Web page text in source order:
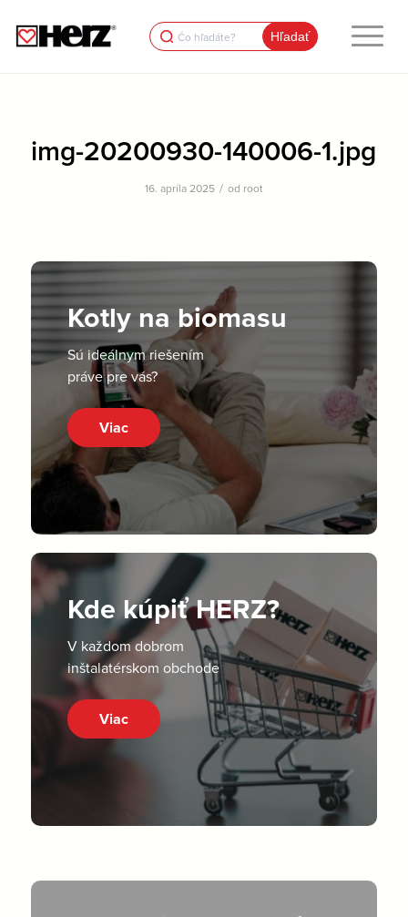
Search
for:
img-20200930-140006-1.jpg
16. apríla 2025 / od root
Kotly na biomasu
Sú ideálnym riešením
práve pre vás?
Viac
Kde kúpiť HERZ?
V každom dobrom
inštalatérskom obchode
Viac